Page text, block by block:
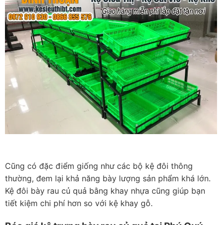
Cũng có đặc điểm giống như các bộ kệ đôi thông
thường, đem lại khả năng bày lượng sản phẩm khá lớn.
Kệ đôi bày rau củ quả bằng khay nhựa cũng giúp bạn
tiết kiệm chi phí hơn so với kệ khay gỗ.